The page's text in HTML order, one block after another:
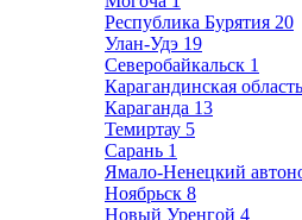
Республика Бурятия 20
Улан-Удэ 19
Северобайкальск 1
Карагандинская область
Караганда 13
Темиртау 5
Сарань 1
Ямало-Ненецкий
Ноябрьск 8
Новый Уренгой 4